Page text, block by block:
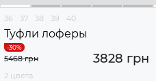
36 37 38 39 40
Туфли лоферы
3828 грн
5468 грн
2 цвета